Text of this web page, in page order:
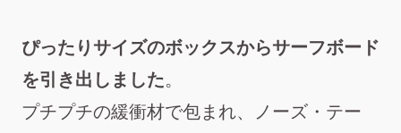
ぴったりサイズのボックスからサーフボード
を引き出しました。
プチプチの緩衝材で包まれ、ノーズ・テー